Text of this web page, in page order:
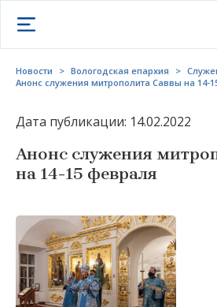
Открыть меню
Новости > Вологодская епархия >
Анонс служения митрополита Саввы на 14-
Дата публикации: 14.02.2022
Анонс служения
на 14-15 февраля